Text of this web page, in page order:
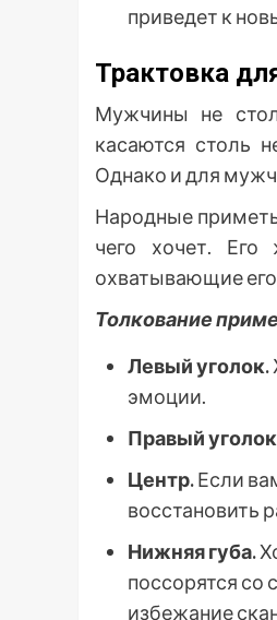
приведет к
Трактовка
Мужчины не
касаются столь
Однако и для
Народные
чего хочет.
охватывающие его
Толкование
Левый уголок.
эмоции.
Правый
Центр.Если
восстановить
Нижняя губа.
поссорятся со
избежание